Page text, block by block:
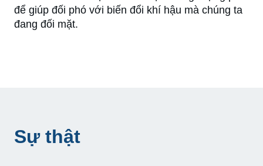
để giúp đối phó với biến đổi khí hậu mà chúng ta
đang đối mặt.
Sự thật